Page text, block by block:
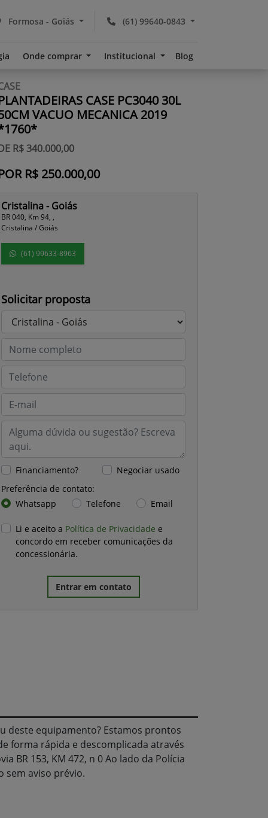
(61) 99640-0843
Formosa - Goiás
Onde comprar Institucional Blog
CASE PC3040 30L
VACUO MECANICA 2019
R$ 340.000,00
R$ 250.000,00
Cristalina - Goiás
BR 040, Km 94, ,
Cristalina / Goiás
(61) 99633-8963
Solicitar proposta
Financiamento?
Negociar usado
Preferência de contato:
Whatsapp
Telefone Email
Li e aceito a Política de Privacidade e
concordo em receber comunicações da
concessionária.
Entrar em contato
deste equipamento? Estamos prontos
forma rápida e descomplicada através
BR 153, KM 472, n 0 Ao lado da Polícia
sem aviso prévio.